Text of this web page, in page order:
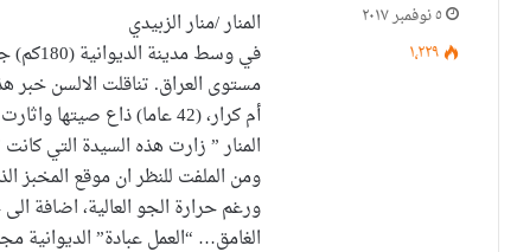
المنار /منار الزبيدي
في
مستوى العراق. تناقلت الالسن خبر
أم كرار، (42 عاما) ذاع صيتها واثارت اعجاب الكثيرين بشجاعتها وقدرتها على تحمل ظروف العمل الصعبة وايضا تحديها للمجتمع وعاداته.
المنار ” زارت هذه السيدة التي
ومن الملفت للنظر ان موقع المخبز
ورغم حرارة الجو العالية، اضافة
الغامق… “العمل عبادة” الديوانية
٥ نوفمبر ٢٠١٧
١٬٢٢٩